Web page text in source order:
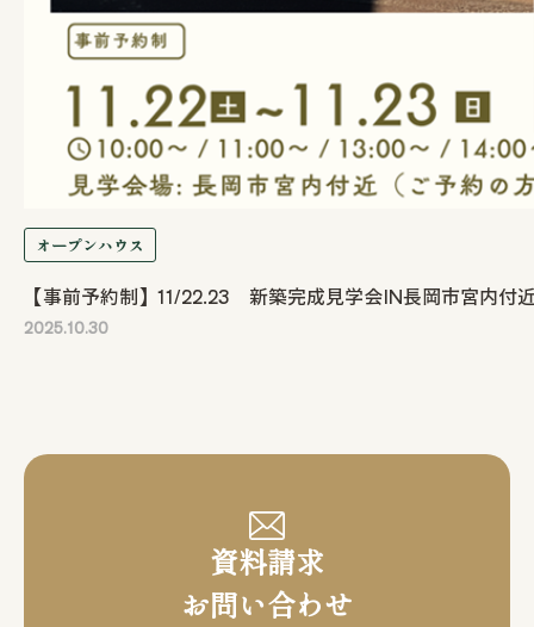
オープンハウス
【事前予約制】11/22.23 新築完成見学会IN長岡市宮内付
2025.10.30
資料請求
お問い合わせ